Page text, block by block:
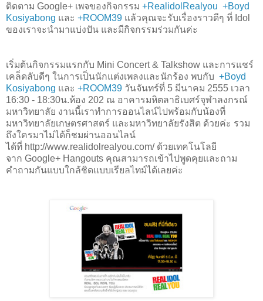
ติดตาม Google+ เพจของกิจกรรม +RealidolRealyou +Boyd
Kosiyabong และ +ROOM39 แล้วคุณจะรับเรื่องราวดีๆ ที่ Idol
ของเราจะนำมาแบ่งปัน และมีกิจกรรมร่วมกันค่ะ
เริ่มต้นกิจกรรมแรกกับ Mini Concert & Talkshow และการแชร์
เคล็ดลับดีๆ ในการเป็นนักแต่งเพลงและนักร้อง พบกับ +Boyd
Kosiyabong และ +ROOM39 วันจันทร์ที่ 5 มีนาคม 2555 เวลา
16:30 - 18:30น.ห้อง 202 ณ อาคารมหิตลาธิเบศร์จุฬาลงกรณ์
มหาวิทยาลัย งานนี้เราทำการออนไลน์ไปพร้อมกับน้องที่
มหาวิทยาลัยเกษตรศาสตร์ และมหาวิทยาลัยรังสิต ด้วยค่ะ รวม
ถึงใครมาไม่ได้ก็ชมผ่านออนไลน์
ได้ที่ http://www.realidolrealyou.com/ ด้วยเทคโนโลยี
จาก Google+ Hangouts คุณสามารถเข้าไปพูดคุยและถาม
คำถามกันแบบใกล้ชิดแบบเรียลไทม์ได้เลยค่ะ